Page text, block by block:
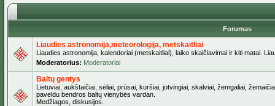
Forumas
Liaudies astronomija,meteorologija, metskaitliai
Liaudies astronomija, kalendoriai (metskaitliai), laiko skaičiavimai ir kiti matai.
Moderatorius: Moderatoriai
Baltų gentys
Lietuviai, aukštaičiai, sėliai, prūsai, kuršiai, jotvingiai, skalviai, žemgaliai,
paveldu bendros baltų vienybės vardan.
Medžiagos, diskusijos.